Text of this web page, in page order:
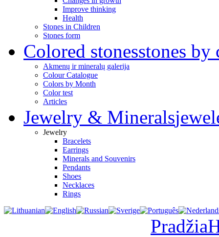
Improve thinking
Health
Stones in Children
Stones form
Colored stonesstones by
Akmenų ir mineralų galerija
Colour Catalogue
Colors by Month
Color test
Articles
Jewelry & Minerals
Jewelry
Bracelets
Earrings
Minerals and Souvenirs
Pendants
Shoes
Necklaces
Rings
Pradžia